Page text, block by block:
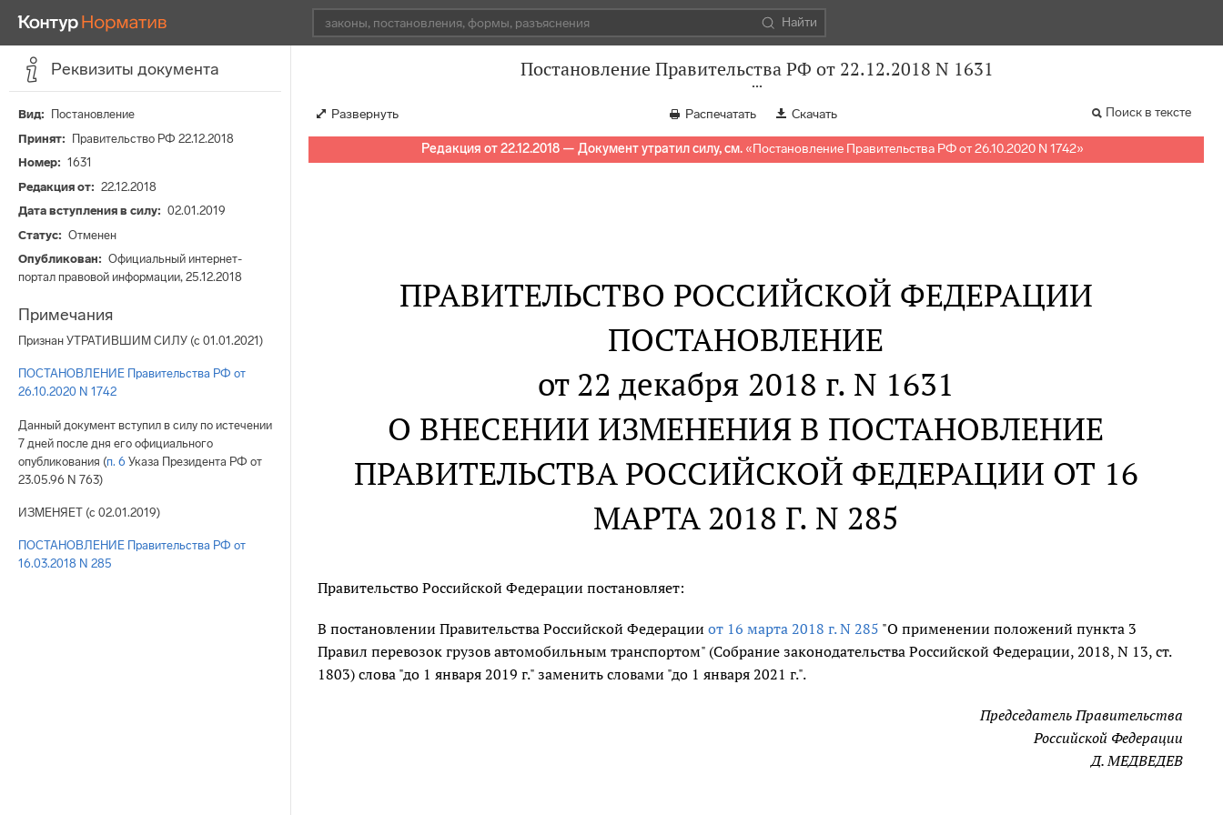
Найти
Реквизиты документа
Вид
Постановление
Принят
Правительство РФ 22.12.2018
Номер
1631
Редакция от
22.12.2018
Дата вступления в силу
02.01.2019
Статус
Отменен
Опубликован
Официальный интернет-
портал правовой информации, 25.12.2018
Примечания
Признан УТРАТИВШИМ СИЛУ (с 01.01.2021)
ПОСТАНОВЛЕНИЕ Правительства РФ от
26.10.2020 N 1742
Данный документ вступил в силу по истечении
7 дней после дня его официального
опубликования (п. 6 Указа Президента РФ от
23.05.96 N 763)
ИЗМЕНЯЕТ (с 02.01.2019)
ПОСТАНОВЛЕНИЕ Правительства РФ от
16.03.2018 N 285
Постановление Правительства РФ от 22.12.2018 N 1631
Развернуть Распечатать Скачать Поиск в тексте
Редакция от 22.12.2018 — Документ утратил силу, см. «Постановление Правительства РФ от 26.10.2020 N 1742»
ПРАВИТЕЛЬСТВО РОССИЙСКОЙ ФЕДЕРАЦИИ
ПОСТАНОВЛЕНИЕ
от 22 декабря 2018 г. N 1631
О ВНЕСЕНИИ ИЗМЕНЕНИЯ В ПОСТАНОВЛЕНИЕ
ПРАВИТЕЛЬСТВА РОССИЙСКОЙ ФЕДЕРАЦИИ ОТ 16
МАРТА 2018 Г. N 285
Правительство Российской Федерации постановляет:
В постановлении Правительства Российской Федерации от 16 марта 2018 г. N 285 "О применении положений пункта 3
Правил перевозок грузов автомобильным транспортом" (Собрание законодательства Российской Федерации, 2018, N 13, ст.
1803) слова "до 1 января 2019 г." заменить словами "до 1 января 2021 г.".
Председатель Правительства
Российской Федерации
Д. МЕДВЕДЕВ